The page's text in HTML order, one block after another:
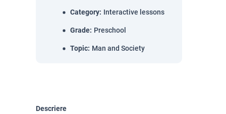
Category: Interactive lessons
Grade: Preschool
Topic: Man and Society
Descriere